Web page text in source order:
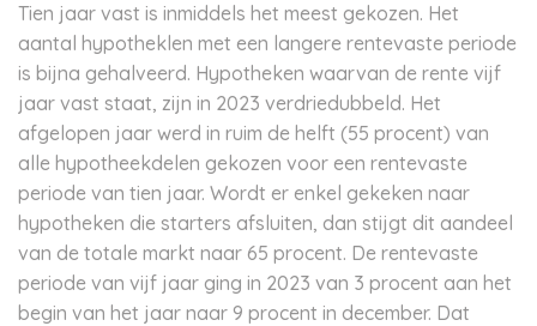
Tien jaar vast is inmiddels het meest gekozen. Het
aantal hypotheklen met een langere rentevaste periode
is bijna gehalveerd. Hypotheken waarvan de rente vijf
jaar vast staat, zijn in 2023 verdriedubbeld. Het
afgelopen jaar werd in ruim de helft (55 procent) van
alle hypotheekdelen gekozen voor een rentevaste
periode van tien jaar. Wordt er enkel gekeken naar
hypotheken die starters afsluiten, dan stijgt dit aandeel
van de totale markt naar 65 procent. De rentevaste
periode van vijf jaar ging in 2023 van 3 procent aan het
begin van het jaar naar 9 procent in december. Dat